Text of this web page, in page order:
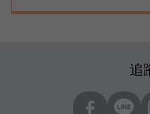
追